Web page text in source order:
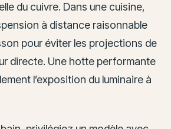
du cuivre. Dans une cuisine,
à distance raisonnable
pour éviter les projections de
directe. Une hotte performante
l’exposition du luminaire à